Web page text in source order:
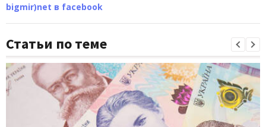
bigmir)net в facebook
Статьи по теме